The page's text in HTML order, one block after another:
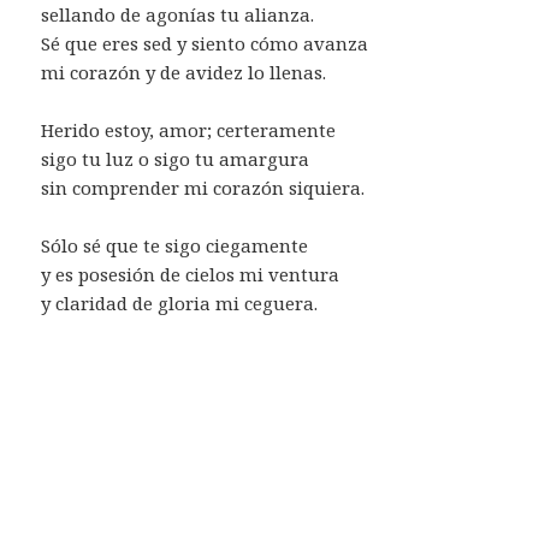
sellando de agonías tu alianza.
Sé que eres sed y siento cómo avanza
mi corazón y de avidez lo llenas.
Herido estoy, amor; certeramente
sigo tu luz o sigo tu amargura
sin comprender mi corazón siquiera.
Sólo sé que te sigo ciegamente
y es posesión de cielos mi ventura
y claridad de gloria mi ceguera.